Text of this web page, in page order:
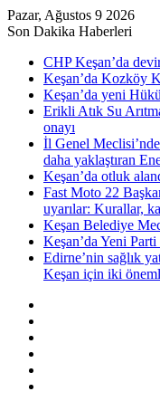
Pazar, Ağustos 9 2026
Son Dakika Haberleri
CHP Keşan’da
Keşan’da Kozköy
Keşan’da yeni
Erikli Atık Su
onayı
İl Genel
daha yaklaştıran
Keşan’da otluk
Fast Moto 22
uyarılar: Kurallar,
Keşan Belediye
Keşan’da Yeni
Edirne’nin sağlık
Keşan için iki